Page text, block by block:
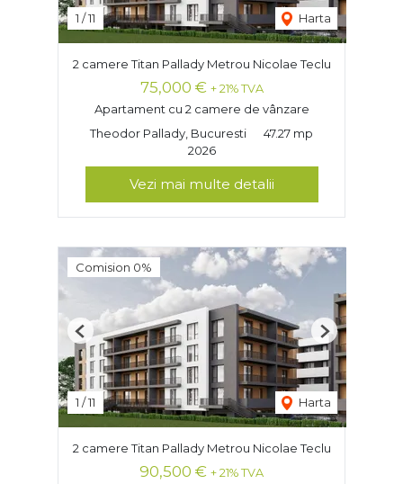
1 /11 Harta
2 camere Titan Pallady Metrou Nicolae Teclu
75,000 € + 21% TVA
Apartament cu 2 camere de vânzare
Theodor Pallady, Bucuresti
47.27 mp
2026
Vezi mai multe detalii
Comision 0%
1 /11 Harta
Previous Next
2 camere Titan Pallady Metrou Nicolae Teclu
90,500 € + 21% TVA